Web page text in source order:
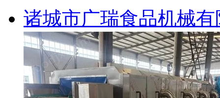
诸城市广瑞食品机械